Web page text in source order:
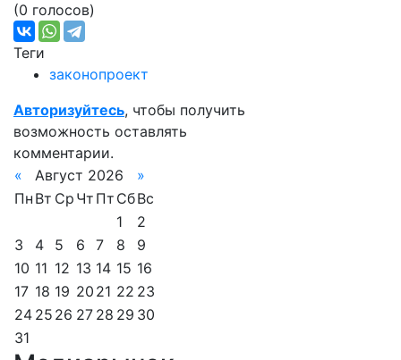
(0 голосов)
Теги
законопроект
Авторизуйтесь, чтобы получить
возможность оставлять
комментарии.
«
Август 2026
»
Пн Вт Ср Чт Пт СбВс
1
2
3
4 5 6 7 8
9
10 11 12 13 14 15 16
17 18 19 20 21 22 23
24 25 26 27 28 29 30
31